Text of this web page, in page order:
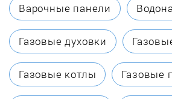
Варочные панели
Газовые духовки
Газовые котлы Газовые